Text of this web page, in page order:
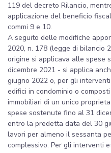
119 del decreto Rilancio,
applicazione del beneficio
commi 9 e 10.
A seguito delle modifiche
2020, n. 178 (legge di bilancio
origine si applicava alle spese
dicembre 2021 - si applica
giugno 2022 o, per gli
edifici in condominio o
immobiliari di un unico
spese sostenute fino al 31
entro la predetta data del 30
lavori per almeno il sessanta
complessivo. Per gli interventi